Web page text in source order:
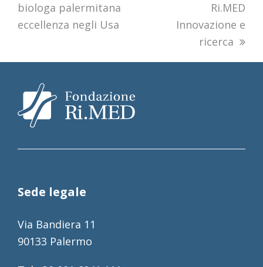
post:
biologa palermitana
eccellenza negli Usa
post:Ri.MED
Innovazione e
ricerca
Sede legale
Via Bandiera 11
90133 Palermo